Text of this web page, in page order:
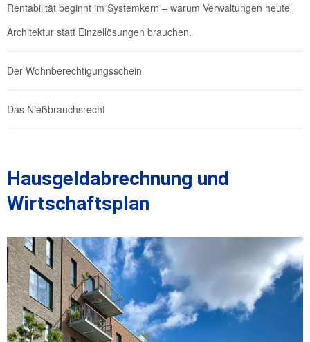
Rentabilität beginnt im Systemkern – warum Verwaltungen heute
Architektur statt Einzellösungen brauchen.
Der Wohnberechtigungsschein
Das Nießbrauchsrecht
Hausgeldabrechnung und
Wirtschaftsplan